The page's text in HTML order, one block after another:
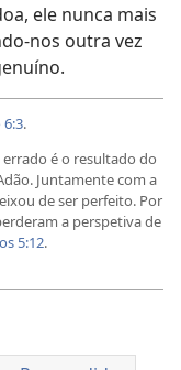
ele nunca mais
nos outra vez
6:3.
é o resultado do
Juntamente com a
de ser perfeito. Por
a perspetiva de
5:12.